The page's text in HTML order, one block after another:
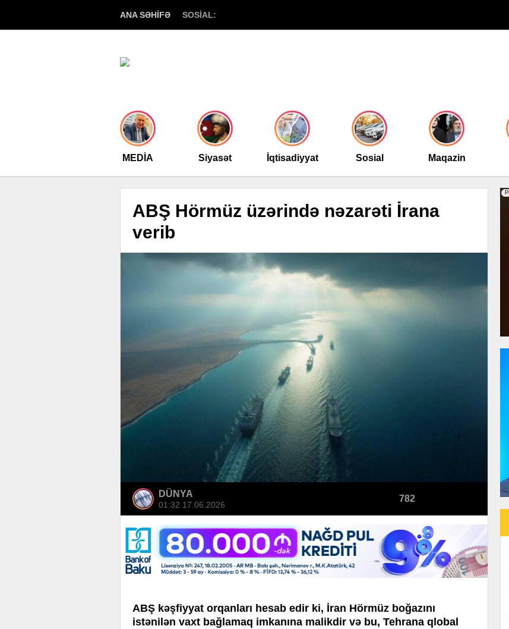
ANA SƏHİFƏ SOSİAL:
MEDİA Siyasət İqtisadiyyat Sosial Maqazin
ABŞ Hörmüz üzərində nəzarəti İrana
verib
DÜNYA
01:32 17.06.2026
782
ABŞ kəşfiyyat orqanları hesab edir ki, İran Hörmüz boğazını
istənilən vaxt bağlamaq imkanına malikdir və bu, Tehrana qlobal